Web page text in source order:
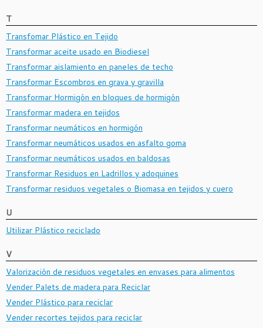
T
Transfomar Plástico en Tejido
Transformar aceite usado en Biodiesel
Transformar aislamiento en paneles de techo
Transformar Escombros en grava y gravilla
Transformar Hormigón en bloques de hormigón
Transformar madera en tejidos
Transformar neumáticos en hormigón
Transformar neumáticos usados en asfalto goma
Transformar neumáticos usados en baldosas
Transformar Residuos en Ladrillos y adoquines
Transformar residuos vegetales o Biomasa en tejidos y cuero
U
Utilizar Plástico reciclado
V
Valorización de residuos vegetales en envases para alimentos
Vender Palets de madera para Reciclar
Vender Plástico para reciclar
Vender recortes tejidos para reciclar